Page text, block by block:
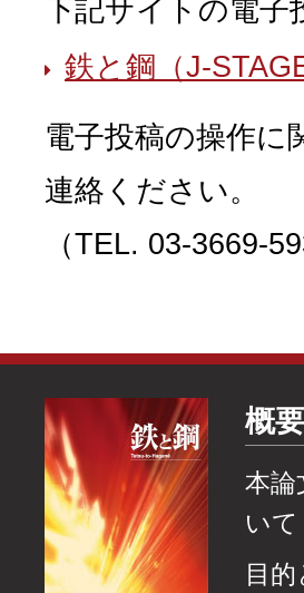
下記サイトの電子
鉄と鋼（J-STAGE
電子投稿の操作に
連絡ください。
（TEL. 03-3669-
概要
本論
いて
目